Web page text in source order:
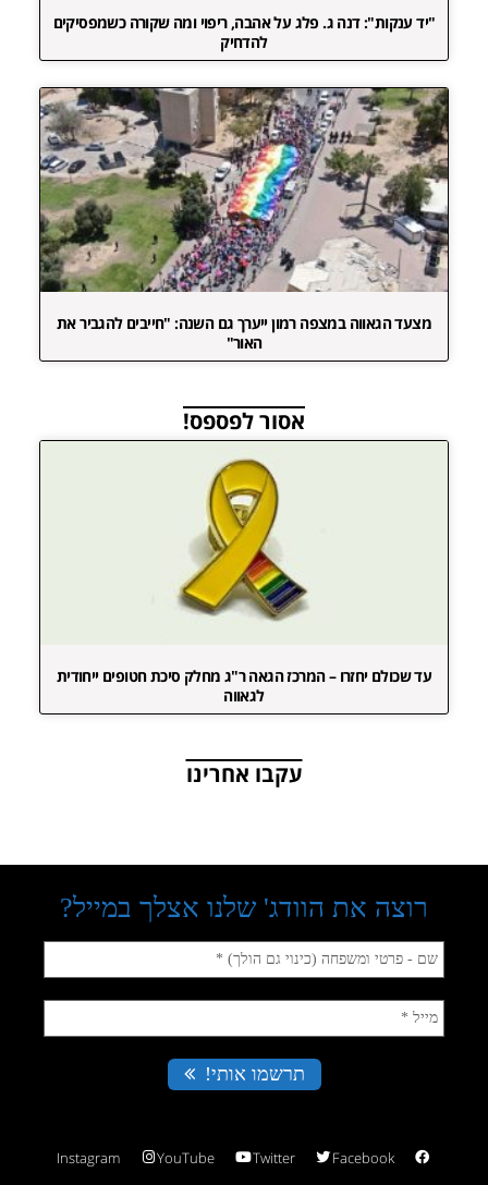
"יד ענקות": דנה ג. פלג על אהבה, ריפוי ומה שקורה כשמפסיקים
להדחיק
מצעד הגאווה במצפה רמון ייערך גם השנה: "חייבים להגביר את
האור"
אסור לפספס!
עד שכולם יחזרו – המרכז הגאה ר"ג מחלק סיכת חטופים ייחודית
לגאווה
עקבו אחרינו
Facebook
Twitter
YouTube
Instagram